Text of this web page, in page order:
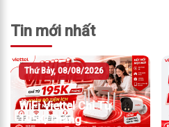
Tin mới nhất
Thứ Bảy, 08/08/2026
WiFi Viettel Chỉ Từ
195K/Tháng